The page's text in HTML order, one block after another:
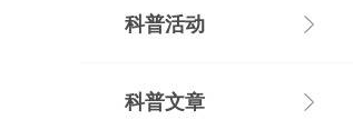
科普活动
科普文章